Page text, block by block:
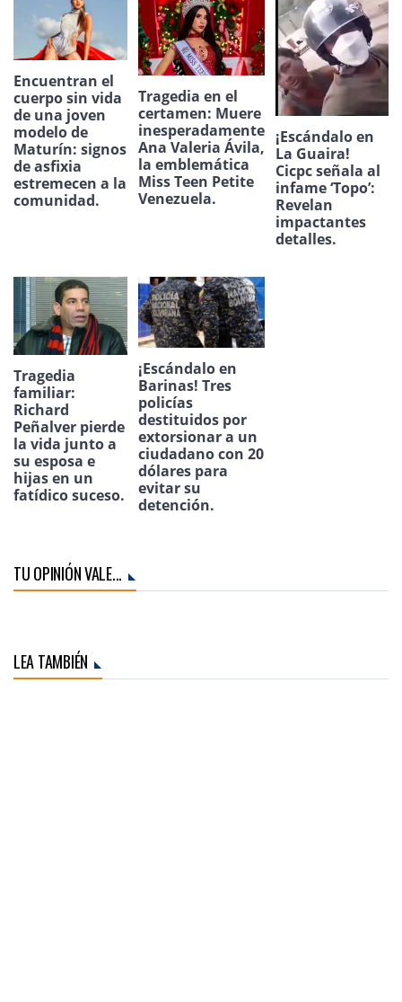
Encuentran el
cuerpo sin vida
de una joven
modelo de
Maturín: signos
de asfixia
estremecen a la
comunidad.
Tragedia en el
certamen: Muere
inesperadamente
Ana Valeria Ávila,
la emblemática
Miss Teen Petite
Venezuela.
¡Escándalo en
La Guaira!
Cicpc señala al
infame ‘Topo’:
Revelan
impactantes
detalles.
Tragedia
familiar:
Richard
Peñalver pierde
la vida junto a
su esposa e
hijas en un
fatídico suceso.
¡Escándalo en
Barinas! Tres
policías
destituidos por
extorsionar a un
ciudadano con 20
dólares para
evitar su
detención.
TU OPINIÓN VALE...
LEA TAMBIÉN